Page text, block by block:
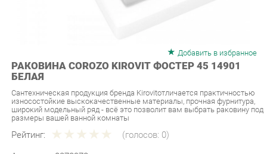
РАКОВИНА COROZO KIROVIT ФОСТЕР 45 14901
БЕЛАЯ
Сантехническая продукция бренда Kirovitотличается практичностью
широкий модельный ряд - всё это позволит вам выбрать раковину под
размеры вашей ванной комнаты
Рейтинг: (голосов:
Артикул: u-0278978